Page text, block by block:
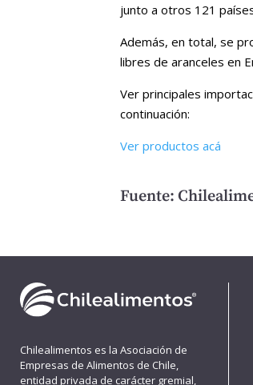
junto a otros 121
Además, en total, se
libres de aranceles en
Ver principales
continuación:
Ver productos acá
Fuente:
Chilealimentos es la Asociación de
Empresas de Alimentos de Chile,
entidad privada de carácter gremial,